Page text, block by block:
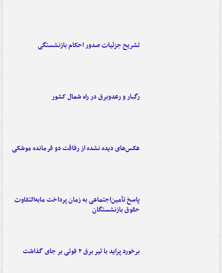
تشریح جزئیات صدور احکام بازنشستگی
رگبار و رعدوبرق در راه شمال کشور
عکس‌های دیده نشده از رفاقت دو فرمانده‌ موشکی
پاسخ تأمین‌اجتماعی به زمان پرداخت مابه‌التفاوت
حقوق بازنشستگان
برخورد پراید با تیر برق ۲ فوتی بر جای گذاشت